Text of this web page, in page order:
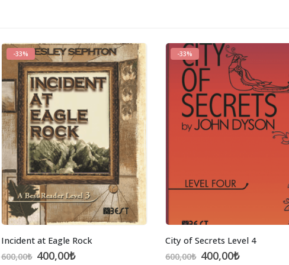
-33%
Incident at Eagle Rock
600,00₺ Orijinal
400,00₺Şu
-33%
City of Secrets Level 4
600,00₺ Orijinal
400,00₺Şu